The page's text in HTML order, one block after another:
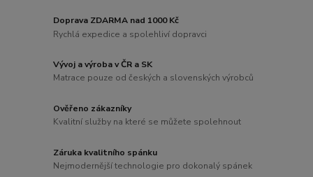
Doprava ZDARMA nad 1000 Kč
Rychlá expedice a spolehliví dopravci
Vývoj a výroba v ČR a SK
Matrace pouze od českých a slovenských výrobců
Ověřeno zákazníky
Kvalitní služby na které se můžete spolehnout
Záruka kvalitního spánku
Nejmodernější technologie pro dokonalý spánek